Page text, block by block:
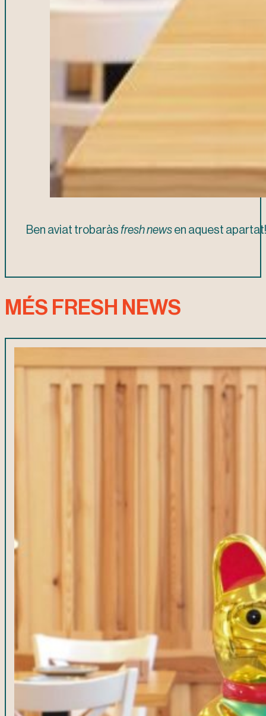
Ben aviat trobaràs fresh newsen aquest apartat!
MÉS FRESH NEWS